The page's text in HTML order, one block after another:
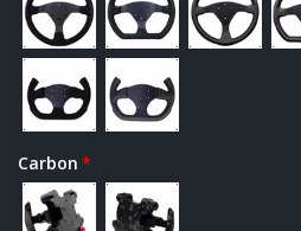
r
P
e
Carbon